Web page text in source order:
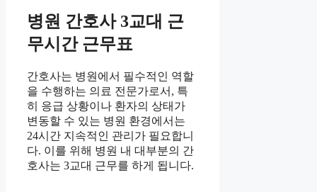
병원 간호사 3교대 근
무시간 근무표
간호사는 병원에서 필수적인 역할
을 수행하는 의료 전문가로서, 특
히 응급 상황이나 환자의 상태가
변동할 수 있는 병원 환경에서는
24시간 지속적인 관리가 필요합니
다. 이를 위해 병원 내 대부분의 간
호사는 3교대 근무를 하게 됩니다.